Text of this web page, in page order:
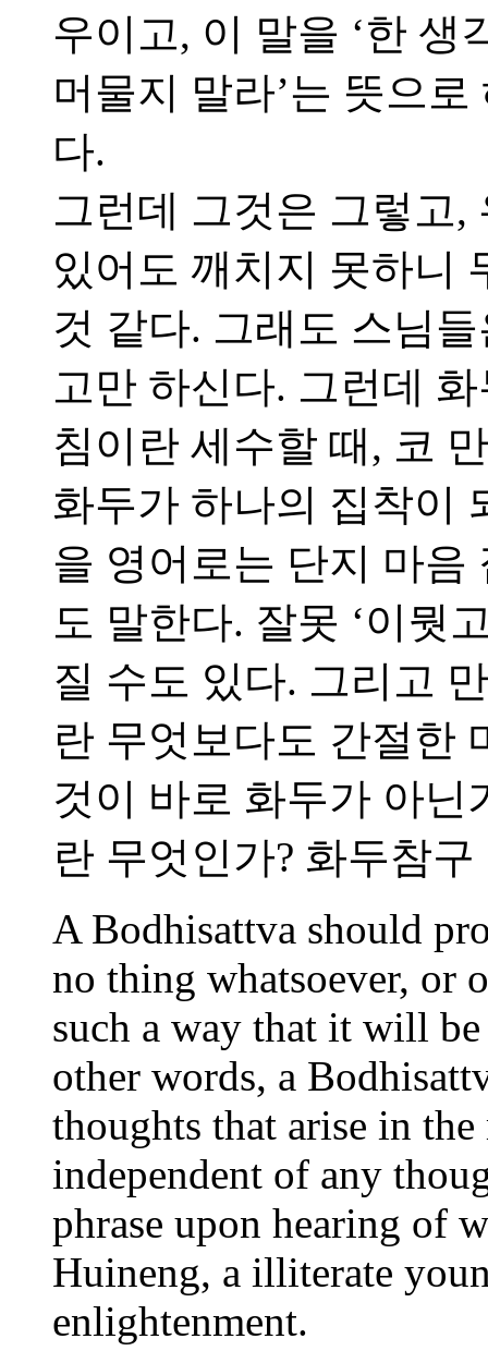
우이고, 이 말을 ‘한 생
머물지 말라’는 뜻으
다.
그런데 그것은 그렇고,
있어도 깨치지 못하니
것 같다. 그래도 스님
고만 하신다. 그런데
침이란 세수할 때, 코
화두가 하나의 집착이
을 영어로는 단지 마음
도 말한다. 잘못 ‘이뭣
질 수도 있다. 그리고
란 무엇보다도 간절한
것이 바로 화두가 아닌
란 무엇인가? 화두참구
A Bodhisattva should
no thing whatsoever, or
such a way that it will
other words, a
thoughts that arise in
independent of any
phrase upon hearing of
Huineng, a illiterate
enlightenment.